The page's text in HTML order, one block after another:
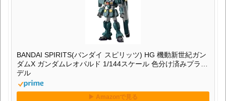
BANDAI SPIRITS(バンダイ スピリッツ) HG 機動新世紀ガン
ダムX ガンダムレオパルド 1/144スケール 色分け済みプラモ
デル